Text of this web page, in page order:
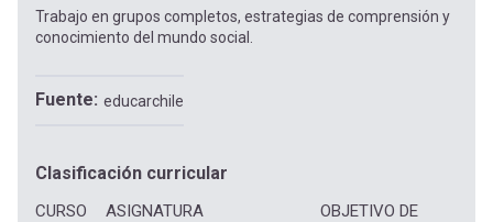
Trabajo en grupos completos, estrategias de comprensión y
conocimiento del mundo social.
Fuente educarchile
Clasificación curricular
CURSO ASIGNATURA
OBJETIVO DE